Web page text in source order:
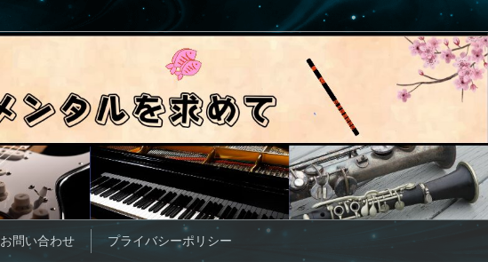
お問い合わせ プライバシーポリシー